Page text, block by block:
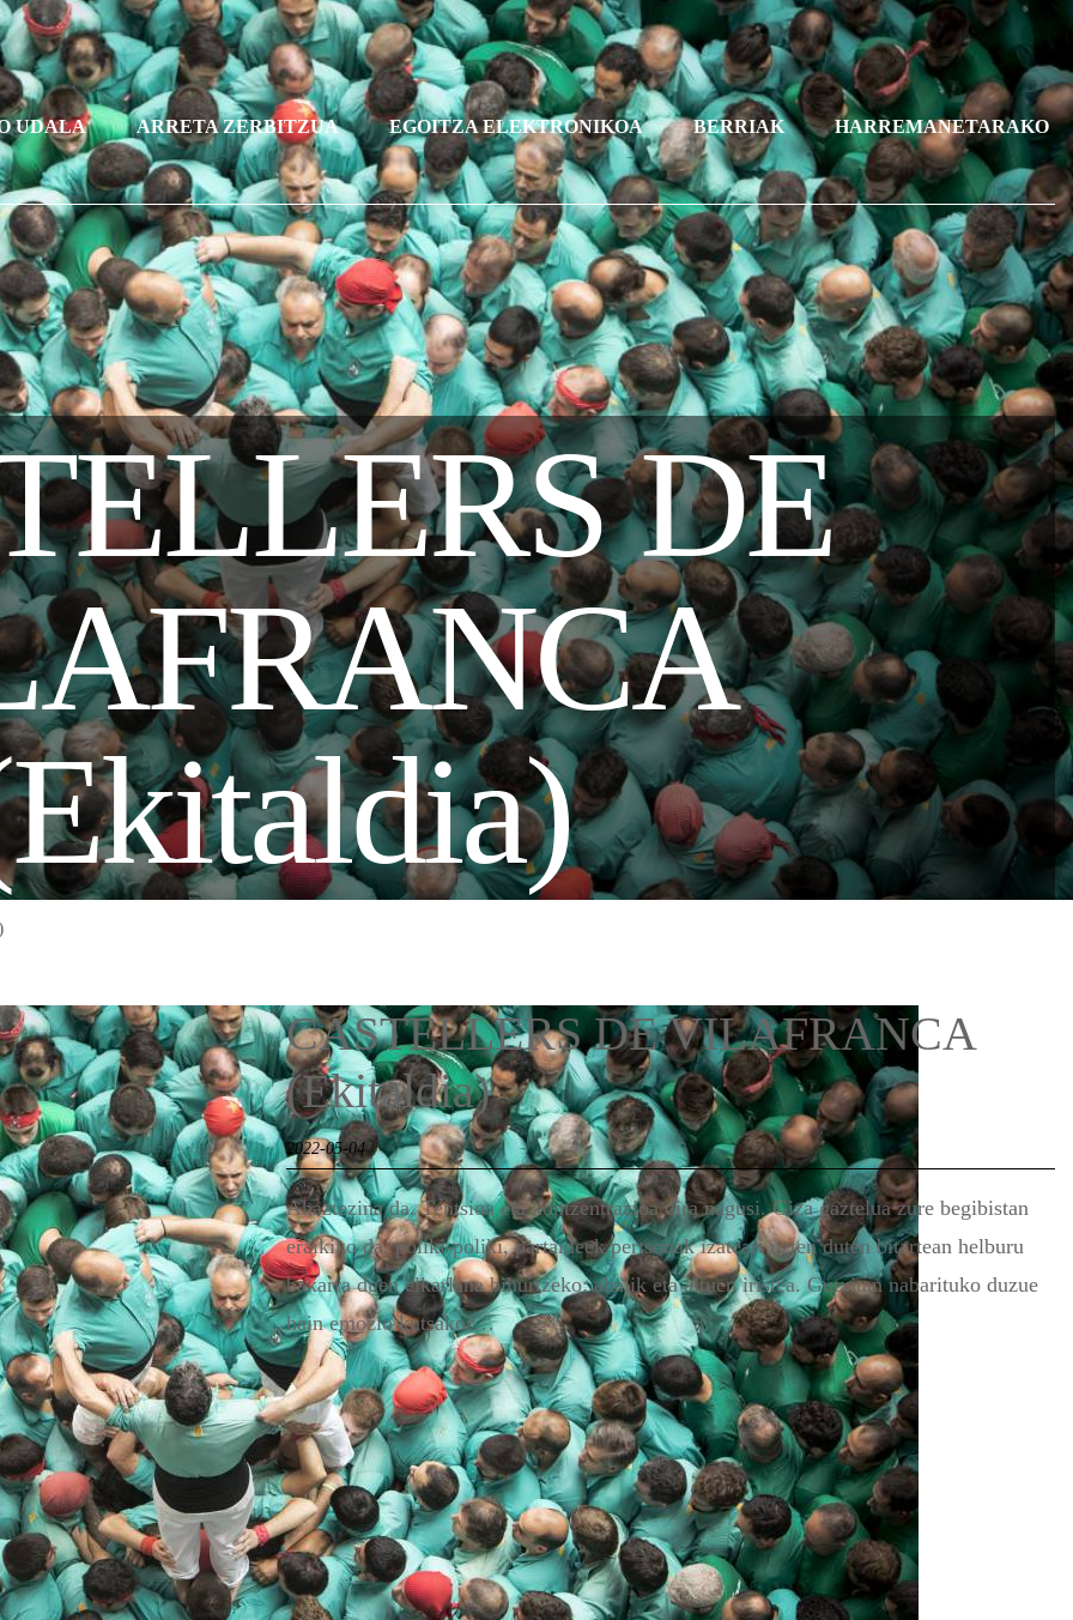
UDALA ARRETA ZERBITZUA EGOITZA ELEKTRONIKOA BERRIAK HARREMANETARAKO
DE
CASTELLERS DE VILAFRANCA
(Ekitaldia)
2022-05-04
Ahaztezina da. Tentsioa eta kontzentrazioa dira nagusi. Giza gaztelua zure begibistan
eraikiko da, poliki-poliki, partaideek pertsonak izateari uzten duten bitartean helburu
bakarra duen elkarlana bihurtzeko: ahalik eta altuen iristea. Gutxitan nabarituko duzue
hain emozio kutsakor…